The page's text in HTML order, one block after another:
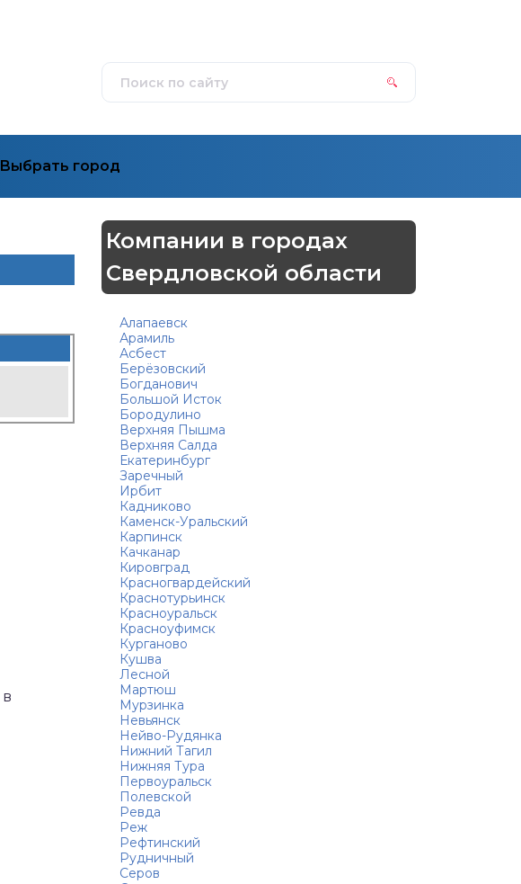
Выбрать город
Компании в городах
Свердловской области
Алапаевск
Арамиль
Асбест
Берёзовский
Богданович
Большой Исток
Бородулино
Верхняя Пышма
Верхняя Салда
Екатеринбург
Заречный
Ирбит
Кадниково
Каменск-Уральский
Карпинск
Качканар
Кировград
Красногвардейский
Краснотурьинск
Красноуральск
Красноуфимск
Курганово
Кушва
Лесной
Мартюш
Мурзинка
Невьянск
Нейво-Рудянка
Нижний Тагил
Нижняя Тура
Первоуральск
Полевской
Ревда
Реж
Рефтинский
Рудничный
Серов